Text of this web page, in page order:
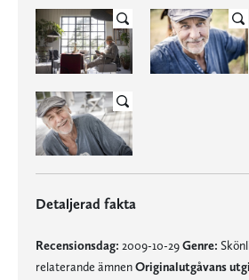
Detaljerad fakta
Recensionsdag: 2009-10-29Genre:
relaterande ämnenOriginalutgåvans